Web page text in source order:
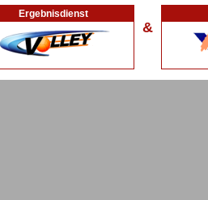
Ergebnisdienst
&